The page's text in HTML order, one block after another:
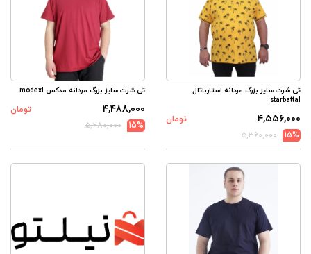
تی شرت سایز بزرگ مردانه استارباتال
starbattal
۴,۵۵۶,۰۰۰
تومان
15%
۵,۳۶۰,۰۰۰
تی شرت سایز بزرگ مردانه مدکس modexl
۴,۴۸۸,۰۰۰
تومان
15%
۵,۲۸۰,۰۰۰